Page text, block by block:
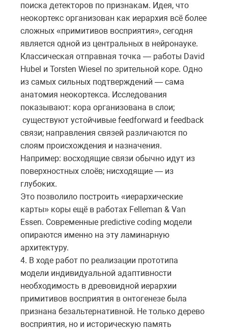
поиска детекторов по признакам. Идея, что
неокортекс организован как иерархия всё более
сложных «примитивов восприятия», сегодня
является одной из центральных в нейронауке.
Классическая отправная точка — работы David
Hubel и Torsten Wiesel по зрительной коре. Одно
из самых сильных подтверждений — сама
анатомия неокортекса. Исследования
показывают: кора организована в слои;
существуют устойчивые feedforward и feedback
связи; направления связей различаются по
слоям происхождения и назначения.
Например: восходящие связи обычно идут из
поверхностных слоёв; нисходящие — из
глубоких.
Это позволило построить «иерархические
карты» коры ещё в работах Felleman & Van
Essen. Современные predictive coding модели
опираются именно на эту ламинарную
архитектуру.
4. В ходе работ по реализации прототипа
модели индивидуальной адаптивности
необходимость в древовидной иерархии
примитивов восприятия в онтогенезе была
признана безальтернативной. Не только дерево
восприятия, но и историческую память